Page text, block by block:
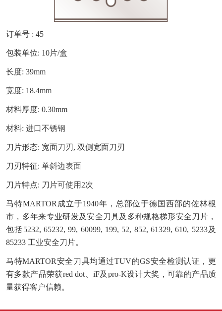
订单号 : 45
包装单位: 10片/盒
长度: 39mm
宽度: 18.4mm
材料厚度: 0.30mm
材料: 进口不锈钢
刀片形态: 宽面刀刃 , 双侧宽面刀刃
刀刃特征: 单斜边表面
刀片特点: 刀片可使用 2次
马特MARTOR 成立于1940年，总部位于德国西部的佐林根
市，多年来专业研发及安全刀具及多种规格梯形安全刀片 ，
包括5232, 65232, 99, 60099, 199, 52, 852, 61329, 610, 5233及
85233 工业安全刀片。
马特MARTOR安全刀具均通过TUV的GS安全检测认证，更
有多款产品荣获red dot、iF及pro-K设计大奖，可靠的产品质
量获得客户信赖。